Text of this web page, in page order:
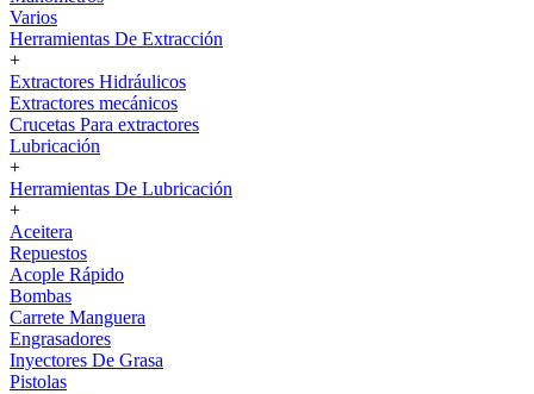
Varios
Herramientas De Extracción
+
Extractores Hidráulicos
Extractores mecánicos
Crucetas Para extractores
Lubricación
+
Herramientas De Lubricación
+
Aceitera
Repuestos
Acople Rápido
Bombas
Carrete Manguera
Engrasadores
Inyectores De Grasa
Pistolas